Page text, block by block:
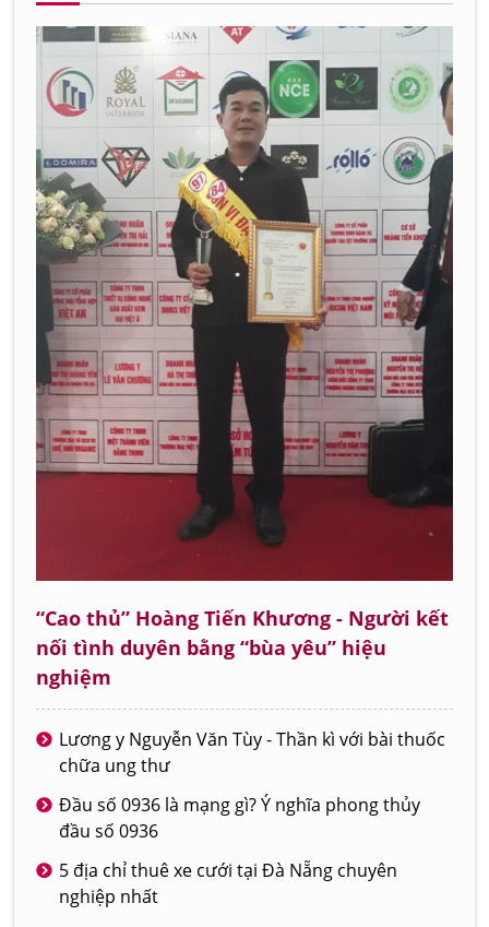
“Cao thủ” Hoàng Tiến Khương - Người kết
nối tình duyên bằng “bùa yêu” hiệu
nghiệm
Lương y Nguyễn Văn Tùy - Thần kì với bài thuốc
chữa ung thư
Đầu số 0936 là mạng gì? Ý nghĩa phong thủy
đầu số 0936
5 địa chỉ thuê xe cưới tại Đà Nẵng chuyên
nghiệp nhất